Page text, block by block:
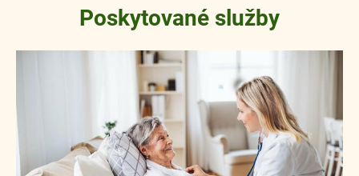
Poskytované služby